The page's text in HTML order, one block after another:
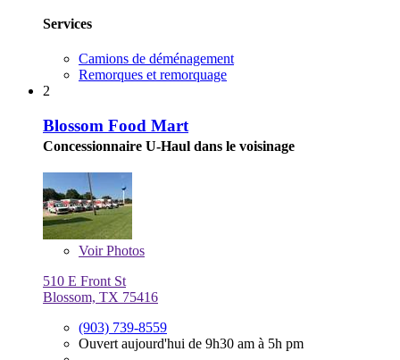
Services
Camions de déménagement
Remorques et remorquage
2
Blossom Food Mart
Concessionnaire U-Haul dans le voisinage
VoirPhotos
510 E Front St
Blossom, TX 75416
(903) 739-8559
Ouvert aujourd'hui de 9h30 am à 5h pm